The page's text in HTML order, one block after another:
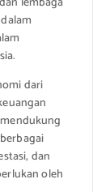
dari
dan
oleh